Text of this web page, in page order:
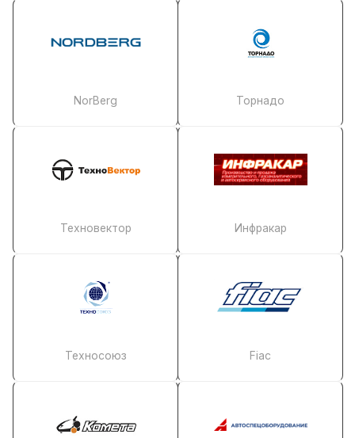
NorBerg Торнадо
Техновектор Инфракар
Техносоюз Fiac